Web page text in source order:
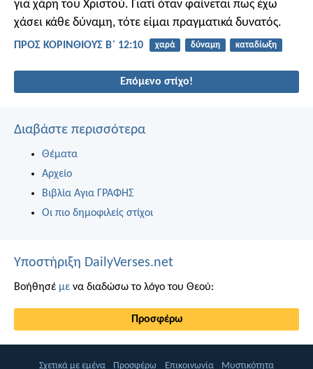
για χάρη του Χριστού. Γιατί όταν φαίνεται πως έχω
χάσει κάθε δύναμη, τότε είμαι πραγματικά δυνατός.
ΠΡΟΣ ΚΟΡΙΝΘΙΟΥΣ Β΄ 12:10 χαρά δύναμη καταδίωξη
Επόμενο στίχο!
Διαβάστε περισσότερα
Θέματα
Αρχείο
Βιβλία Αγια ΓΡΑΦΗΣ
Οι πιο δημοφιλείς στίχοι
Υποστήριξη DailyVerses.net
Βοήθησέ με να διαδώσω το λόγο του Θεού:
Προσφέρω
Σχετικά με εμένα Προσφέρω Επικοινωνία Μυστικότητα